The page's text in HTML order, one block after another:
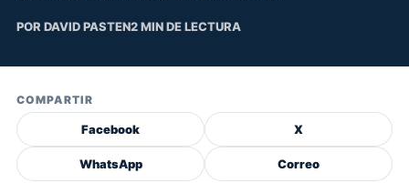
POR DAVID PASTEN2 MIN DE LECTURA
COMPARTIR
Facebook X
WhatsApp Correo